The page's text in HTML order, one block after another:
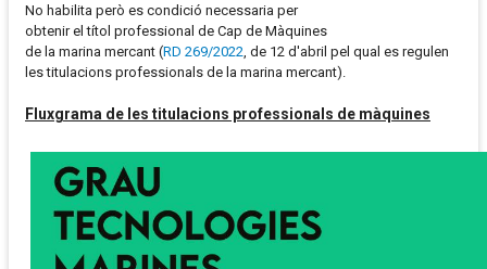
No habilita però es condició necessaria per
obtenir el títol professional de Cap de Màquines
de la marina mercant (RD 269/2022, de 12 d'abril pel qual es regulen
les titulacions professionals de la marina mercant).
Fluxgrama de les titulacions professionals de màquines